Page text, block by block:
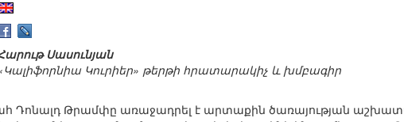
Սասունյան
Կուրիեր» թերթի հրատարակիչ և խմբագիր
Դոնալդ Թրամփը առաջադրել է արտաքին ծառայության